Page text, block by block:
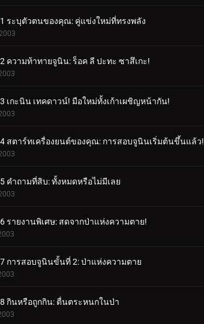
ระบุตัวตนของคุณ: คู่แข่งใหม่ที่ทรงพลัง
ความท้าทายจูนิน: ร็อค ลี ปะทะ ซาสึเกะ!
เกะนิน เทคดาวน์! มือใหม่ทั้งเก้าเผชิญหน้ากัน!
สตาร์ทเครื่องยนต์ของคุณ: การสอบจูนินเริ่มต้นขึ้นแล้ว!
คำถามที่สิบ: ทั้งหมดหรือไม่มีเลย
รายงานพิเศษ: สดจากป่าแห่งความตาย!
การสอบจูนินขั้นที่ 2: ป่าแห่งความตาย
กินหรือถูกกิน: ตื่นตระหนกในป่า